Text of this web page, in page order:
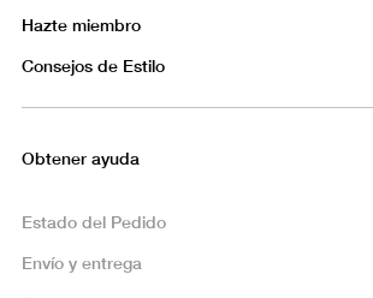
Hazte miembro
Consejos de Estilo
Obtener ayuda
Estado del Pedido
Envío y entrega